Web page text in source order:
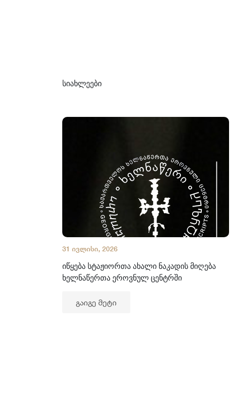
სიახლეები
31 ივლისი, 2026
იწყება სტაჟიორთა ახალი ნაკადის მიღება
ხელნაწერთა ეროვნულ ცენტრში
გაიგე მეტი